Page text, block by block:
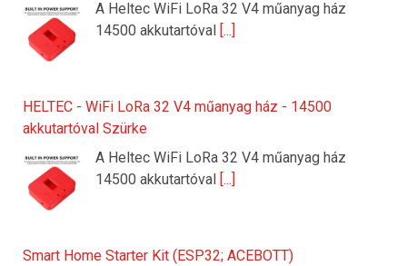
A Heltec WiFi LoRa 32 V4 műanyag ház
14500 akkutartóval [...]
HELTEC - WiFi LoRa 32 V4 műanyag ház - 14500
akkutartóval Szürke
A Heltec WiFi LoRa 32 V4 műanyag ház
14500 akkutartóval [...]
Smart Home Starter Kit (ESP32; ACEBOTT)